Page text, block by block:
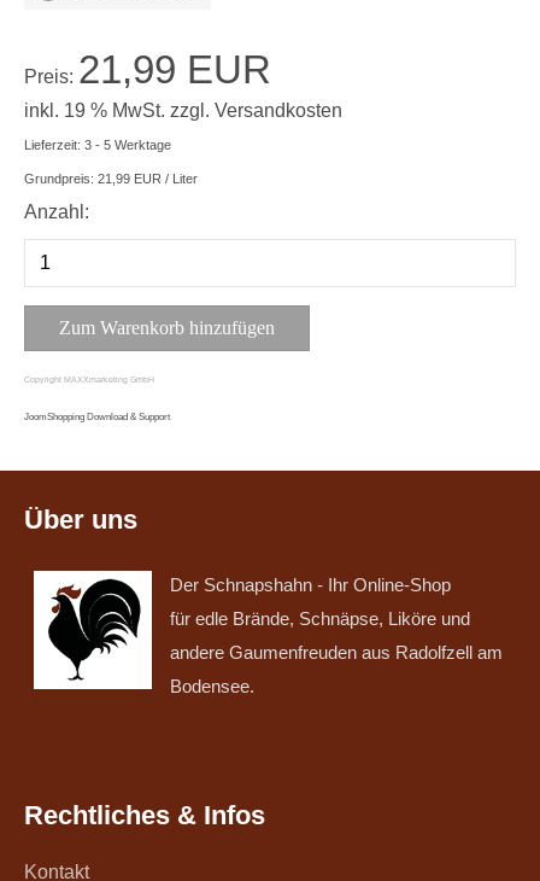
Preis: 21,99 EUR
inkl. 19 % MwSt. zzgl. Versandkosten
Lieferzeit: 3 - 5 Werktage
Grundpreis: 21,99 EUR / Liter
Anzahl:
Copyright MAXXmarketing GmbH
JoomShopping Download & Support
Über uns
Der Schnapshahn - Ihr Online-Shop
für edle Brände, Schnäpse, Liköre und
andere Gaumenfreuden aus Radolfzell am
Bodensee.
Rechtliches & Infos
Kontakt